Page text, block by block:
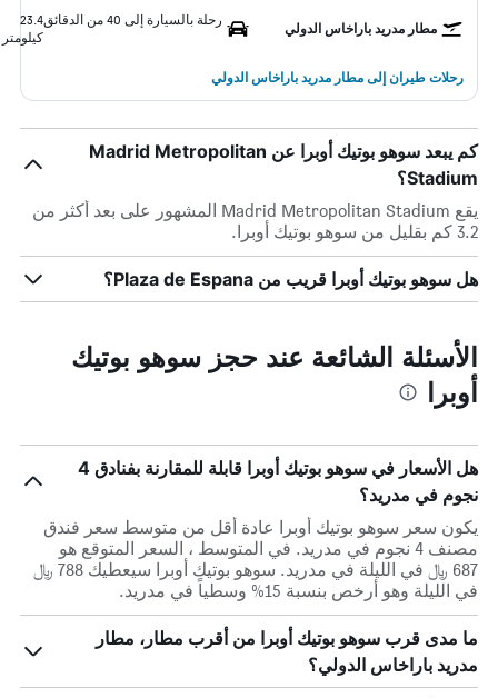
مطار مدريد باراخاس الدولي
رحلة بالسيارة إلى 40 من الدقائق
23.4
كيلومتر
رحلات طيران إلى مطار مدريد باراخاس الدولي
كم يبعد سوهو بوتيك أوبرا عن Madrid Metropolitan
Stadium؟
يقع Madrid Metropolitan Stadium المشهور على بعد أكثر من
3.2 كم بقليل من سوهو بوتيك أوبرا.
هل سوهو بوتيك أوبرا قريب من Plaza de Espana؟
الأسئلة الشائعة عند حجز سوهو بوتيك
أوبرا
هل الأسعار في سوهو بوتيك أوبرا قابلة للمقارنة بفنادق 4
نجوم في مدريد؟
يكون سعر سوهو بوتيك أوبرا عادة أقل من متوسط ​​سعر فندق
مصنف 4 نجوم في مدريد. في المتوسط ، السعر المتوقع هو
687 ﷼ في الليلة في مدريد. سوهو بوتيك أوبرا سيعطيك 788 ﷼
في الليلة وهو أرخص بنسبة 15% وسطياً في مدريد.
ما مدى قرب سوهو بوتيك أوبرا من أقرب مطار، مطار
مدريد باراخاس الدولي؟